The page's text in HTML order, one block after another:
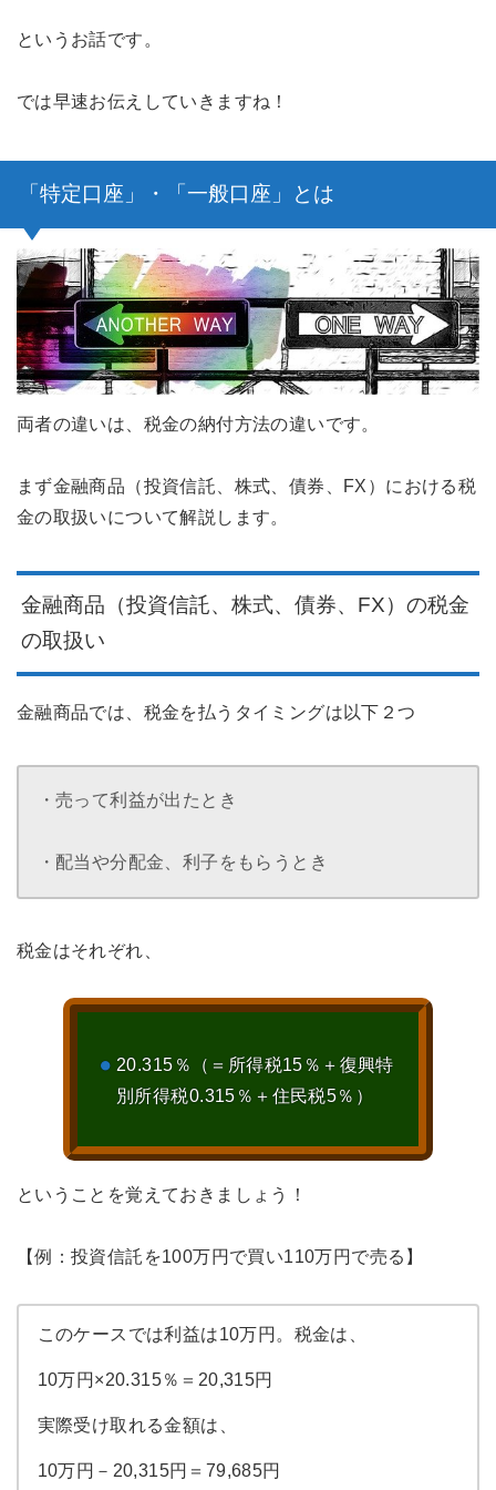
というお話です。
では早速お伝えしていきますね！
「特定口座」・「一般口座」とは
両者の違いは、税金の納付方法の違いです。
まず金融商品（投資信託、株式、債券、FX）における税
金の取扱いについて解説します。
金融商品（投資信託、株式、債券、FX）の税金
の取扱い
金融商品では、税金を払うタイミングは以下２つ
・売って利益が出たとき
・配当や分配金、利子をもらうとき
税金はそれぞれ、
20.315％（＝所得税15％＋復興特
別所得税0.315％＋住民税5％）
ということを覚えておきましょう！
【例：投資信託を100万円で買い110万円で売る】
このケースでは利益は10万円。税金は、
10万円×20.315％＝20,315円
実際受け取れる金額は、
10万円－20,315円＝79,685円